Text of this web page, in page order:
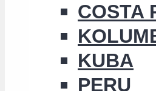
COSTA
KUBA
PERU